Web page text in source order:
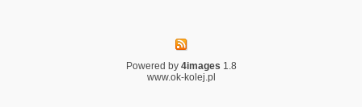
Powered by 4images 1.8
www.ok-kolej.pl